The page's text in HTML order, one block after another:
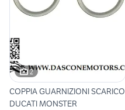
2
COPPIA GUARNIZIONI SCARICO
DUCATI MONSTER